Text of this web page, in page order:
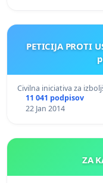
PETICIJA PROTI USMRTITVI ŽIVALI V ZAVETIŠČIH s
Civilna iniciativa za
11 041 podpisov
22 Jan 2014
ZA